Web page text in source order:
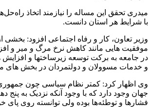
میدری تحقق این مساله را نیازمند اتخاذ
با شرایط هر استان دانست.
وزیر تعاون، کار و رفاه اجتماعی افزود: بخشی
موفقیت هایی مانند کاهش نرخ مرگ و میر و
در جامعه به برکت توسعه زیرساختها و
و خدمات مسوولان و دولتمردان در بخش های
وی اظهار کرد: کمتر نظام سیاسی چون جمهوری
جهان وجود دارد که با وجود آنکه نزدیک به پنج
فشارها و توطئه‌ها بوده ولی توانسته روی پای